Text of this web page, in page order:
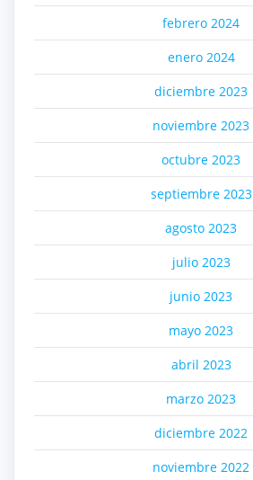
febrero 2024
enero 2024
diciembre 2023
noviembre 2023
octubre 2023
septiembre 2023
agosto 2023
julio 2023
junio 2023
mayo 2023
abril 2023
marzo 2023
diciembre 2022
noviembre 2022